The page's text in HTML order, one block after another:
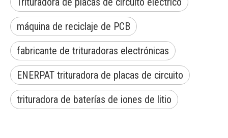
máquina de reciclaje de PCB
fabricante de trituradoras electrónicas
ENERPAT trituradora de placas de circuito
trituradora de baterías de iones de litio